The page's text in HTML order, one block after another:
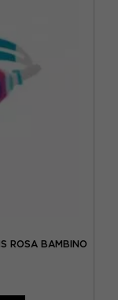
ROSA BAMBINO